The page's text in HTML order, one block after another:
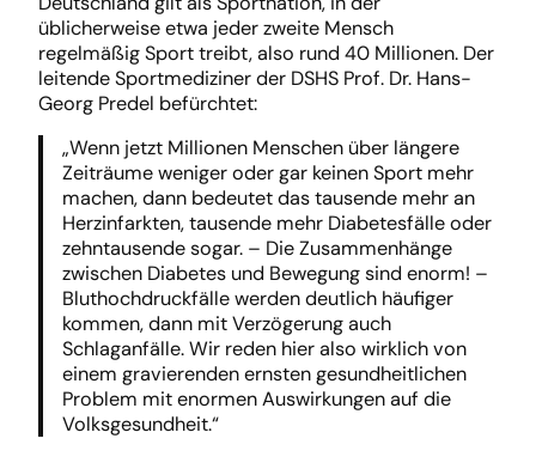
üblicherweise etwa jeder zweite Mensch
regelmäßig Sport treibt, also rund 40 Millionen. Der
leitende Sportmediziner der DSHS Prof. Dr. Hans-
Georg Predel befürchtet:
„Wenn jetzt Millionen Menschen über längere
Zeiträume weniger oder gar keinen Sport mehr
machen, dann bedeutet das tausende mehr an
Herzinfarkten, tausende mehr Diabetesfälle oder
zehntausende sogar. – Die Zusammenhänge
zwischen Diabetes und Bewegung sind enorm! –
Bluthochdruckfälle werden deutlich häufiger
kommen, dann mit Verzögerung auch
Schlaganfälle. Wir reden hier also wirklich von
einem gravierenden ernsten gesundheitlichen
Problem mit enormen Auswirkungen auf die
Volksgesundheit.“